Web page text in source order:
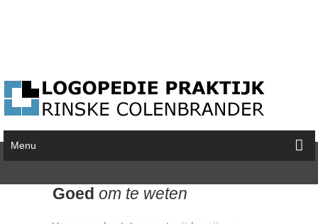
Menu
404 Error Page
Goed om te weten